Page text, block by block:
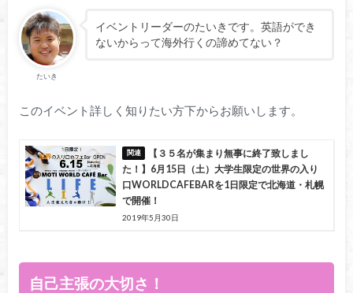
たいき
イベントリーダーのたいきです。英語ができ
ないからって海外行くの諦めてない？
このイベント詳しく知りたい方下からお願いします。
【３５名が集まり無事に終了致しまし
た！】6月15日（土）大学生限定の世界の入り
口WORLDCAFEBARを1日限定で北海道・札幌
で開催！
2019年5月30日
自己主張の大切さ！